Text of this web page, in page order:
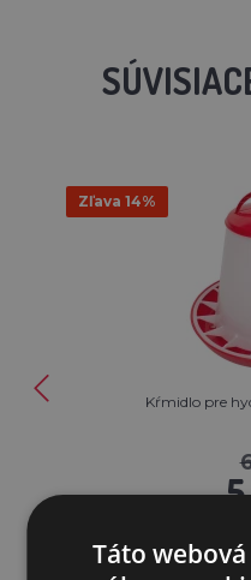
Zľava 14%
Kŕmidlo pre
Táto